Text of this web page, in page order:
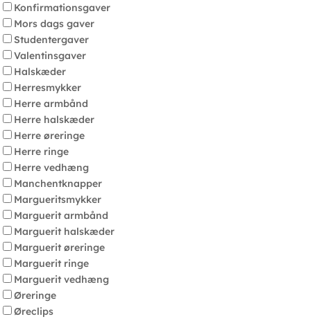
Konfirmationsgaver
Mors dags gaver
Studentergaver
Valentinsgaver
Halskæder
Herresmykker
Herre armbånd
Herre halskæder
Herre øreringe
Herre ringe
Herre vedhæng
Manchentknapper
Margueritsmykker
Marguerit armbånd
Marguerit halskæder
Marguerit øreringe
Marguerit ringe
Marguerit vedhæng
Øreringe
Øreclips